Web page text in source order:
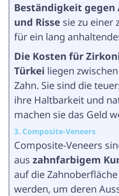
Beständigkeit
und Risse sie zu einer
für ein lang
Die Kosten für
Türkei liegen
Zahn. Sie sind die
ihre Haltbarkeit und
machen sie das Geld
3. Composite-Veneers
Composite-Veneers
aus zahnfarbigem
auf die
werden, um deren